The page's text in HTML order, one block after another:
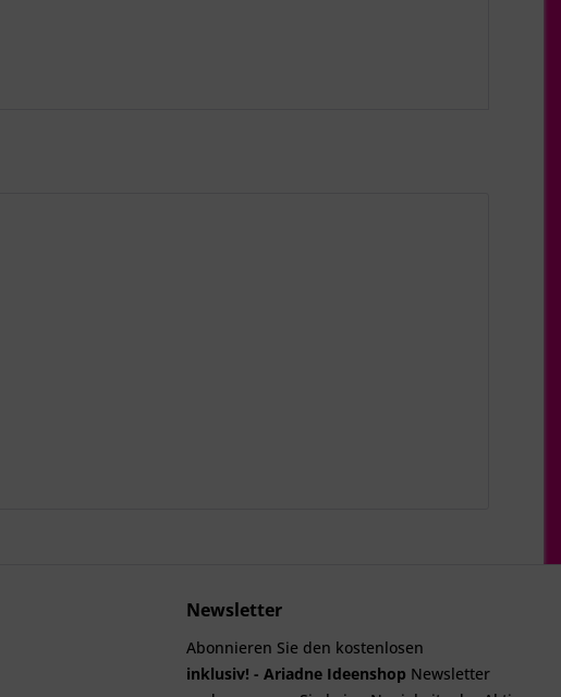
Newsletter
Abonnieren Sie den kostenlosen
inklusiv! - Ariadne Ideenshop Newsletter